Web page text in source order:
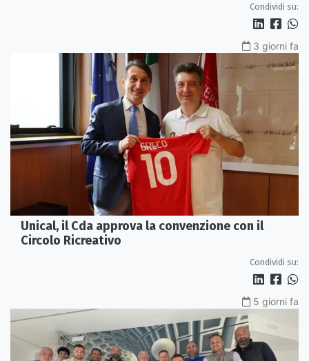
Condividi su:
3 giorni fa
Unical, il Cda approva la convenzione con il
Circolo Ricreativo
Condividi su:
5 giorni fa